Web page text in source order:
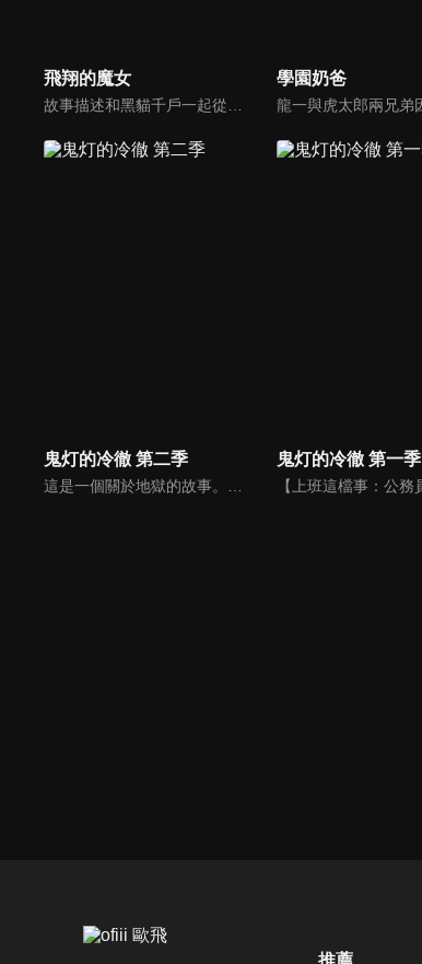
飛翔的魔女 學園奶爸
鬼灯的冷徹 第二季
這是一個關於地獄的故事。閻魔大王的第一輔佐官鬼灯，每天都忙得不可開交。在忙碌的鬼灯身邊，除了平時那些愉快的夥伴們以外，隨著鬼灯兒時玩伴的雙胞胎妖怪，以及自由奔放的雪鬼等等新面孔的加入，滿是喧鬧又充滿了快樂的地獄日常，如今將再一次揭開序幕！
鬼灯的冷徹 第一季
推薦